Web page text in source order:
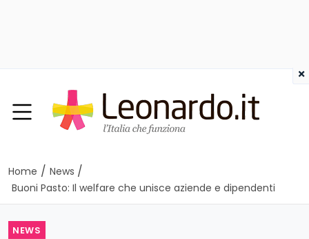
Home / News /
Buoni Pasto: Il welfare che unisce aziende e dipendenti
NEWS
×